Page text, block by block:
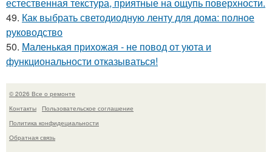
49. Как выбрать светодиодную ленту для дома: полное
руководство
50. Маленькая прихожая - не повод от уюта и
функциональности отказываться!
© 2026 Все о ремонте
Контакты
Пользовательское соглашение
Политика конфидециальности
Обратная связь